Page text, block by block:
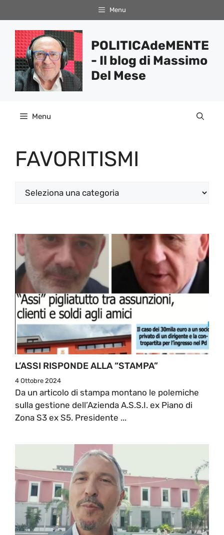
al
contenuto
Menu
POLITICAdeMENTE
- Il blog di Massimo
Del Mese
Menu
FAVORITISMI
Categorie
L’ASSI RISPONDE ALLA “STAMPA”
4 Ottobre 2024
Da un articolo di stampa montano le polemiche
sulla gestione dell’Azienda A.S.S.I. ex Piano di
Zona S3 ex S5. Presidente ...